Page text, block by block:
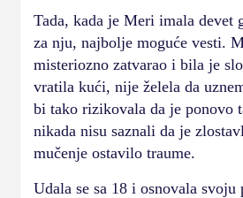
Tada, kada je Meri imala devet
za nju, najbolje moguće vesti.
misteriozno zatvarao i bila je
vratila kući, nije želela da
bi tako rizikovala da je ponovo
nikada nisu saznali da je
mučenje ostavilo traume.
Udala se sa 18 i osnovala